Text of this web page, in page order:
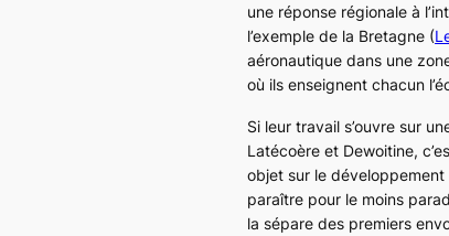
une réponse régionale à
l’exemple de la Bretagne (
aéronautique dans une
où ils enseignent chacun
Si leur travail s’ouvre sur
Latécoère et Dewoitine,
objet sur le
paraître pour le moins
la sépare des premiers